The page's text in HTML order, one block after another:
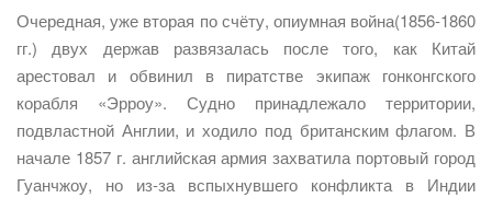
Очередная, уже вторая по счёту, опиумная война(1856-1860
гг.) двух держав развязалась после того, как Китай
арестовал и обвинил в пиратстве экипаж гонконгского
корабля «Эрроу». Судно принадлежало территории,
подвластной Англии, и ходило под британским флагом. В
начале 1857 г. английская армия захватила портовый город
Гуанчжоу, но из-за вспыхнувшего конфликта в Индии